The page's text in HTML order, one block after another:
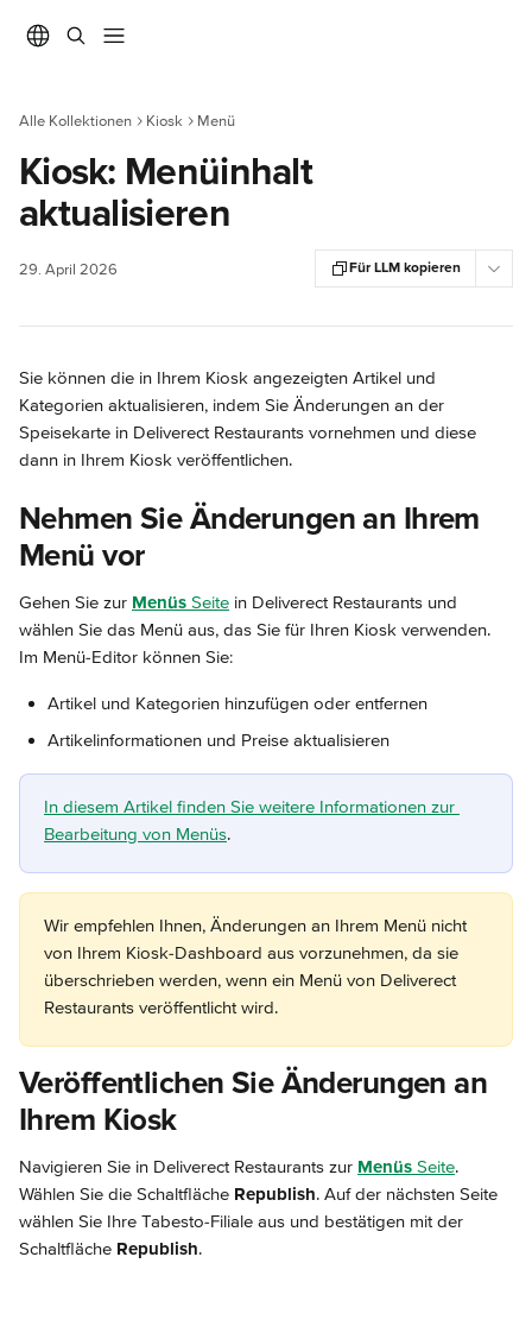
Alle Kollektionen Kiosk Menü
Kiosk: Menüinhalt
aktualisieren
29. April 2026 Für LLM kopieren
Sie können die in Ihrem Kiosk angezeigten Artikel und
Kategorien aktualisieren, indem Sie Änderungen an der
Speisekarte in Deliverect Restaurants vornehmen und diese
dann in Ihrem Kiosk veröffentlichen.
Nehmen Sie Änderungen an Ihrem
Menü vor
Gehen Sie zur Menüs Seite in Deliverect Restaurants und
wählen Sie das Menü aus, das Sie für Ihren Kiosk verwenden.
Im Menü-Editor können Sie:
Artikel und Kategorien hinzufügen oder entfernen
Artikelinformationen und Preise aktualisieren
In diesem Artikel finden Sie weitere Informationen zur
Bearbeitung von Menüs.
Wir empfehlen Ihnen, Änderungen an Ihrem Menü nicht
von Ihrem Kiosk-Dashboard aus vorzunehmen, da sie
überschrieben werden, wenn ein Menü von Deliverect
Restaurants veröffentlicht wird.
Veröffentlichen Sie Änderungen an
Ihrem Kiosk
Navigieren Sie in Deliverect Restaurants zur Menüs Seite.
Wählen Sie die Schaltfläche Republish. Auf der nächsten Seite
wählen Sie Ihre Tabesto-Filiale aus und bestätigen mit der
Schaltfläche Republish.